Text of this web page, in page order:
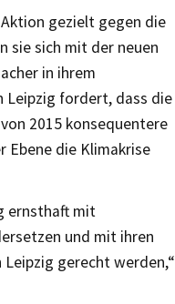
gezielt gegen die
sie sich mit der neuen
in ihrem
Leipzig fordert, dass die
2015 konsequentere
Ebene die Klimakrise
ernsthaft mit
und mit ihren
gerecht werden,“